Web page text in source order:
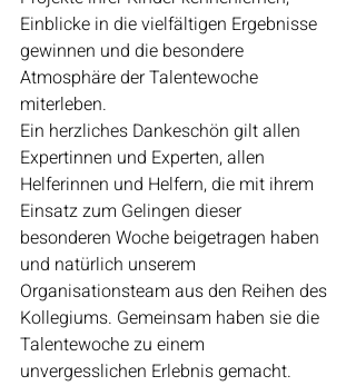
Einblicke in die vielfältigen Ergebnisse
gewinnen und die besondere
Atmosphäre der Talentewoche
miterleben.
Ein herzliches Dankeschön gilt allen
Expertinnen und Experten, allen
Helferinnen und Helfern, die mit ihrem
Einsatz zum Gelingen dieser
besonderen Woche beigetragen haben
und natürlich unserem
Organisationsteam aus den Reihen des
Kollegiums. Gemeinsam haben sie die
Talentewoche zu einem
unvergesslichen Erlebnis gemacht.